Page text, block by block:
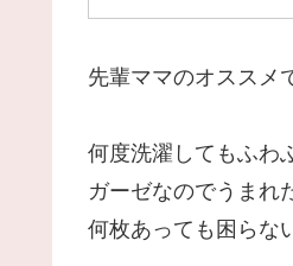
先輩ママのオススメ
何度洗濯してもふわ
ガーゼなのでうまれ
何枚あっても困らな